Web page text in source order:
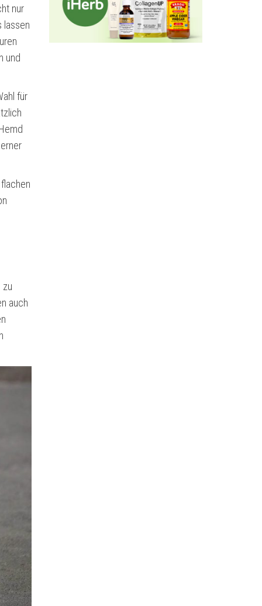
nur
lassen
und
für
zu
auch